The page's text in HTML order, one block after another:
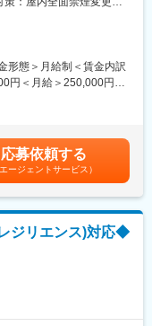
ていく中で、セキュリ
リティ技術を通じて、
すい環境の提供をする
おり、関連するソフトウ
伸長の機会に恵まれた
ローバルに活躍した
のような方にぜひご応
ようなポジションをご提
・運用およびDevSecOps
リティガバナンスの推進
社を構えながら、世界
開するグローバルメー
。また、多くの中途入
、制度なども充実して
ク含む）
形態＞月給制＜賃金内訳
円＜月給＞250,000円～
を含めた表記です。
応募依頼する
エージェントサービス）
ジリエンス)対応◆